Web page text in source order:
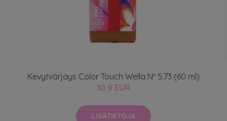
Kevytvärjäys Color Touch Wella Nº 5.73 (60 ml)
10.9 EUR
LISÄTIETOJA